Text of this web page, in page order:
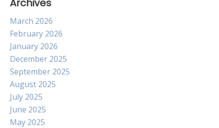
Archives
March 2026
February 2026
January 2026
December 2025
September 2025
August 2025
July 2025
June 2025
May 2025